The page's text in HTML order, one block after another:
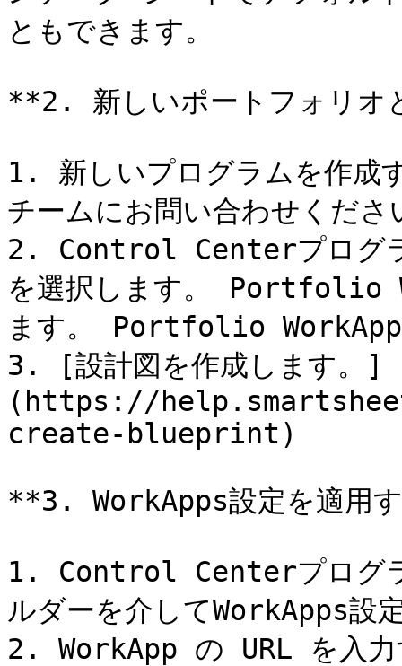
ともできます。
**2. 新しいポートフォリオ
1. 新しいプログラムを作成
チームにお問い合わせくださ
2. Control Centerプログ
を選択します。 Portfolio
ます。 Portfolio WorkApp
3. [設計図を作成します。]
(https://
create-blueprint)
**3. WorkApps設定を適用
1. Control Centerプログラ
ルダーを介してWorkApps設
2. WorkApp の URL を入力